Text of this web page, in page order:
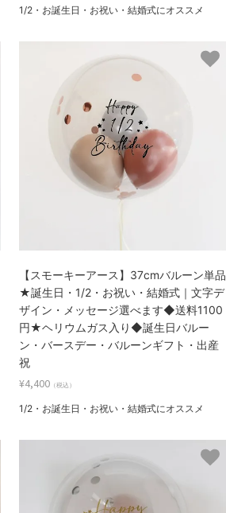
1/2・お誕生日・お祝い・結婚式にオススメ
【スモーキーアース】37cmバルーン単品
★誕生日・1/2・お祝い・結婚式｜文字デ
ザイン・メッセージ選べます◆送料1100
円★ヘリウムガス入り◆誕生日バルー
ン・バースデー・バルーンギフト・出産
祝
¥4,400 （税込）
1/2・お誕生日・お祝い・結婚式にオススメ